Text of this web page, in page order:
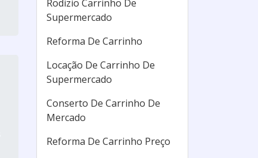
Rodizio Carrinho De
Supermercado
Reforma De Carrinho
Locação De Carrinho De
Supermercado
Conserto De Carrinho De
Mercado
Reforma De Carrinho Preço